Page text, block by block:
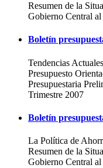
Resumen de la
Gobierno Central
Boletín
Tendencias
Presupuesto
Presupuestaria
Trimestre 2007
Boletín
La Política de
Resumen de la
Gobierno Central